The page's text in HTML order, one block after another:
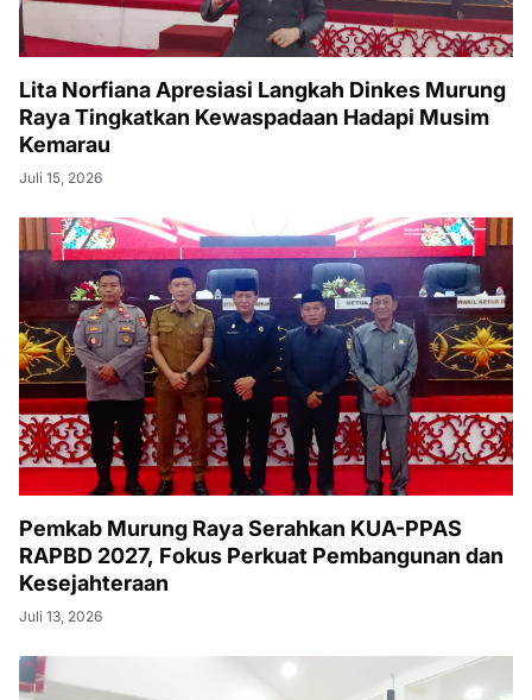
Lita Norfiana Apresiasi Langkah Dinkes Murung
Raya Tingkatkan Kewaspadaan Hadapi Musim
Kemarau
Juli 15, 2026
Pemkab Murung Raya Serahkan KUA-PPAS
RAPBD 2027, Fokus Perkuat Pembangunan dan
Kesejahteraan
Juli 13, 2026